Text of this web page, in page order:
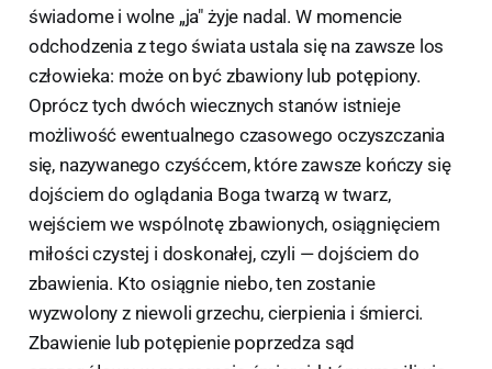
świadome i wolne „ja" żyje nadal. W momencie
odchodzenia z tego świata ustala się na zawsze los
człowieka: może on być zbawiony lub potępiony.
Oprócz tych dwóch wiecznych stanów istnieje
możliwość ewentualnego czasowego oczyszczania
się, nazywanego czyśćcem, które zawsze kończy się
dojściem do oglądania Boga twarzą w twarz,
wejściem we wspólnotę zbawionych, osiągnięciem
miłości czystej i doskonałej, czyli — dojściem do
zbawienia. Kto osiągnie niebo, ten zostanie
wyzwolony z niewoli grzechu, cierpienia i śmierci.
Zbawienie lub potępienie poprzedza sąd